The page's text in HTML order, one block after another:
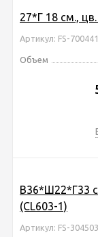
27*Г 18 см.,
Артикул: FS-700441
Объем
В36*Ш22*Г33
(CL603-1)
Артикул: FS-304503